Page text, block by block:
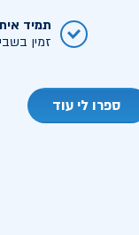
תמיד
זמין בשבילך
ספרו לי עוד